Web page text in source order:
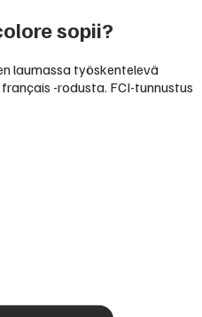
sopii?
laumassa työskentelevä
-rodusta. FCI-tunnustus